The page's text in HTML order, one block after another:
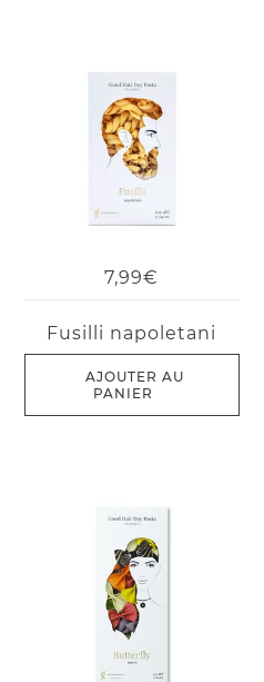
7,99€
Fusilli napoletani
AJOUTER AU
PANIER